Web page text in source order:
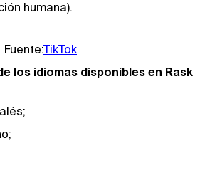
humana).
Fuente:TikTok
los idiomas disponibles en Rask